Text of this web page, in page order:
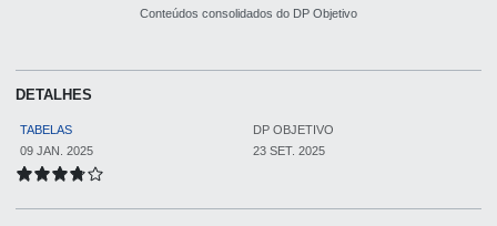
Conteúdos consolidados do DP Objetivo
DETALHES
TABELAS
DP OBJETIVO
09 JAN. 2025
23 SET. 2025